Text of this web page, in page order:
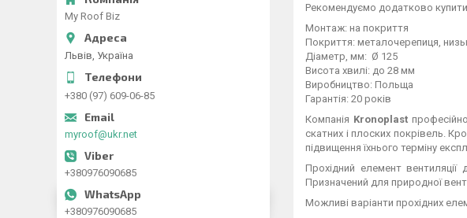
Рекомендуємо додатково купити
Монтаж: на покриття
Покриття: металочерепиця,
Діаметр, мм: Ø 125
Висота хвилі: до 28 мм
Виробництво: Польща
Гарантія: 20 років
Компанія Kronoplast
скатних і плоских покрівель.
підвищення їхнього терміну
Прохідний елемент
Призначений для природної
Можливі варіанти прохідних
My Roof Biz
Львів, Україна
+380 (97) 609-06-85
myroof@ukr.net
+380976090685
+380976090685